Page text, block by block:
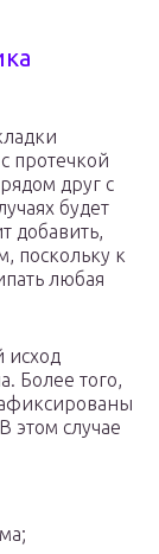
протечкой
друг с
будет
добавить,
поскольку к
любая
Более того,
этом случае